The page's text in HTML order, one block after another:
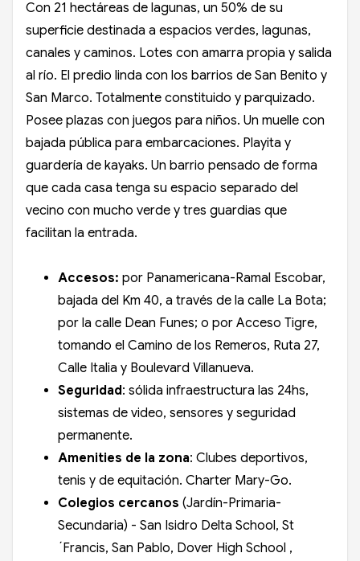
Con 21 hectáreas de lagunas, un 50% de su
superficie destinada a espacios verdes, lagunas,
canales y caminos. Lotes con amarra propia y salida
al río. El predio linda con los barrios de San Benito y
San Marco. Totalmente constituido y parquizado.
Posee plazas con juegos para niños. Un muelle con
bajada pública para embarcaciones. Playita y
guardería de kayaks. Un barrio pensado de forma
que cada casa tenga su espacio separado del
vecino con mucho verde y tres guardias que
facilitan la entrada.
Accesos: por Panamericana-Ramal Escobar,
bajada del Km 40, a través de la calle La Bota;
por la calle Dean Funes; o por Acceso Tigre,
tomando el Camino de los Remeros, Ruta 27,
Calle Italia y Boulevard Villanueva.
Seguridad: sólida infraestructura las 24hs,
sistemas de video, sensores y seguridad
permanente.
Amenities de la zona: Clubes deportivos,
tenis y de equitación. Charter Mary-Go.
Colegios cercanos (Jardín-Primaria-
Secundaria) - San Isidro Delta School, St
´Francis, San Pablo, Dover High School ,